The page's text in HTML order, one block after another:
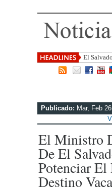
El
mayor
Publicado: Mar, Feb
El Ministro
De El
Potenciar El
Destino